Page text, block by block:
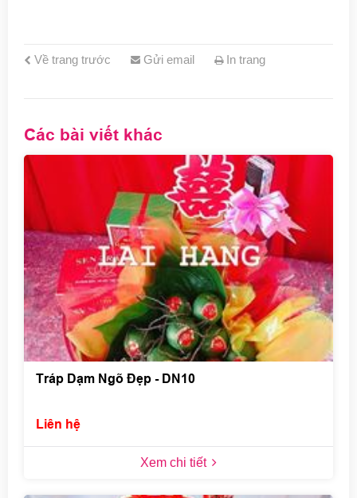
Về trang trước Gửi email In trang
Các bài viết khác
Tráp Dạm Ngõ Đẹp - DN10
Liên hệ
Xem chi tiết